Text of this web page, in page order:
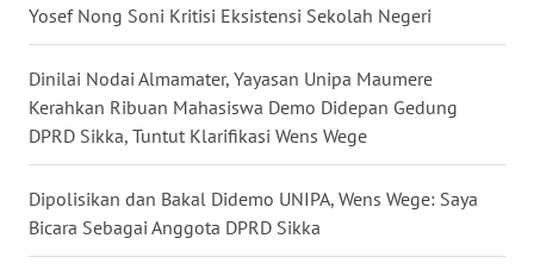
Yosef Nong Soni Kritisi Eksistensi Sekolah Negeri
Dinilai Nodai Almamater, Yayasan Unipa Maumere
Kerahkan Ribuan Mahasiswa Demo Didepan Gedung
DPRD Sikka, Tuntut Klarifikasi Wens Wege
Dipolisikan dan Bakal Didemo UNIPA, Wens Wege: Saya
Bicara Sebagai Anggota DPRD Sikka
WN
KALSEL
WN
WN